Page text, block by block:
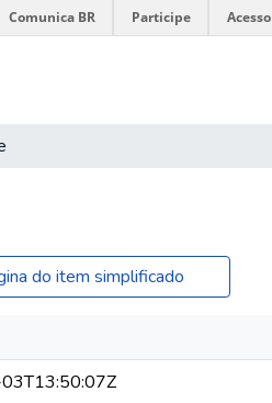
Comunica BR Participe
do item simplificado